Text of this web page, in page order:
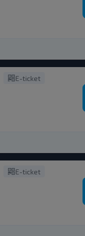
E-ticket
E-ticket